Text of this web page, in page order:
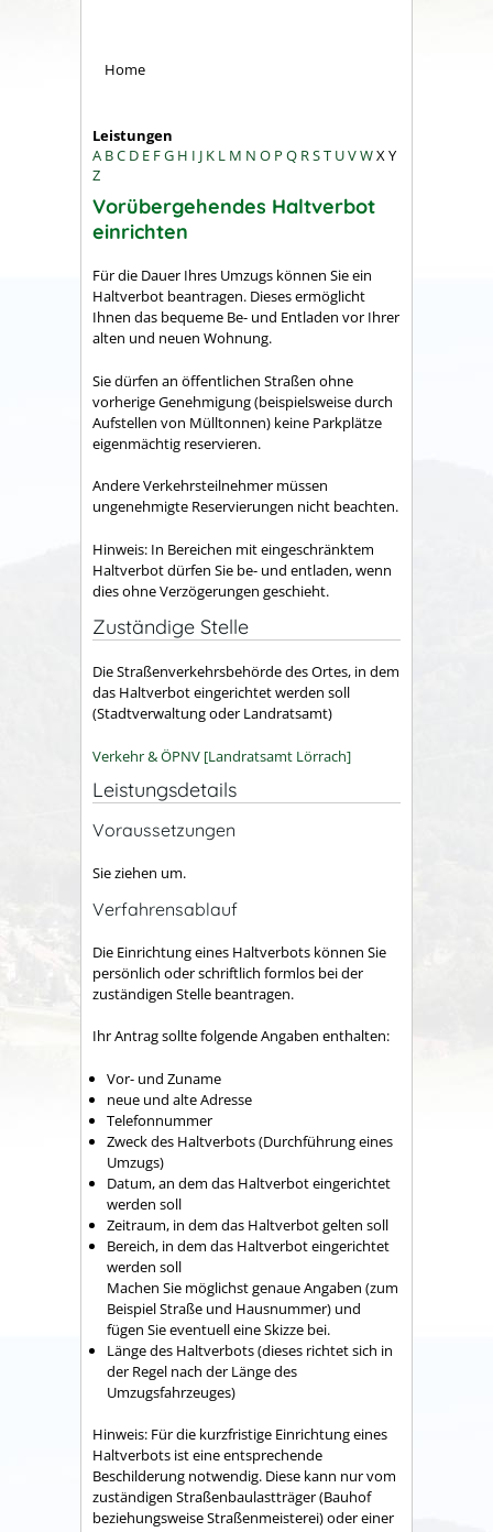
Home
Leistungen
A BC D E FG H I J K L M N O P Q RST UVWXY
Z
Vorübergehendes Haltverbot
einrichten
Für die Dauer Ihres Umzugs können Sie ein
Haltverbot beantragen. Dieses ermöglicht
Ihnen das bequeme Be- und Entladen vor Ihrer
alten und neuen Wohnung.
Sie dürfen an öffentlichen Straßen ohne
vorherige Genehmigung(beispielsweise durch
Aufstellen von Mülltonnen) keine Parkplätze
eigenmächtig reservieren.
Andere Verkehrsteilnehmer müssen
ungenehmigte Reservierungen nicht beachten.
Hinweis: In Bereichen mit eingeschränktem
Haltverbot dürfen Sie be- und entladen, wenn
dies ohne Verzögerungen geschieht.
Zuständige Stelle
Die Straßenverkehrsbehörde des Ortes, in dem
das Haltverbot eingerichtet werden soll
(Stadtverwaltung oder Landratsamt)
Verkehr & ÖPNV [Landratsamt Lörrach]
Leistungsdetails
Voraussetzungen
Sie ziehen um.
Verfahrensablauf
Die Einrichtung eines Haltverbots können Sie
persönlich oder schriftlich formlos bei der
zuständigen Stelle beantragen.
Ihr Antrag sollte folgende Angaben enthalten:
Vor- und Zuname
neue und alte Adresse
Telefonnummer
Zweck des Haltverbots (Durchführung eines
Umzugs)
Datum, an dem das Haltverbot eingerichtet
werden soll
Zeitraum, in dem das Haltverbot gelten soll
Bereich, in dem das Haltverbot eingerichtet
werden soll
Machen Sie möglichst genaue Angaben (zum
Beispiel Straße und Hausnummer) und
fügen Sie eventuell eine Skizze bei.
Länge des Haltverbots (dieses richtet sich in
der Regel nach der Länge des
Umzugsfahrzeuges)
Hinweis: Für die kurzfristige Einrichtung eines
Haltverbots ist eine entsprechende
Beschilderung notwendig. Diese kann nur vom
zuständigen Straßenbaulastträger (Bauhof
beziehungsweise Straßenmeisterei) oder einer